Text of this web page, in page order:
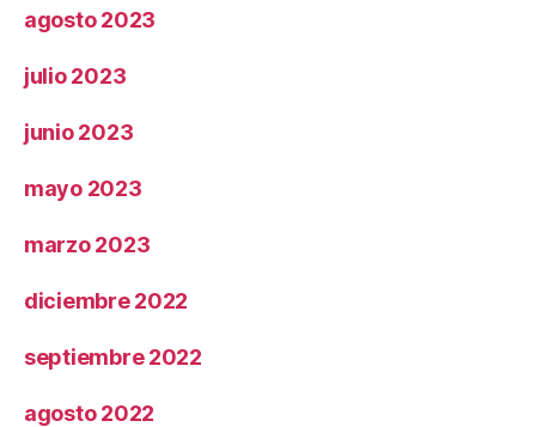
agosto 2023
julio 2023
junio 2023
mayo 2023
marzo 2023
diciembre 2022
septiembre 2022
agosto 2022